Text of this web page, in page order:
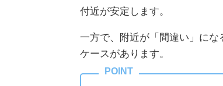
付近が安定します。
一方で、附近が「間違い」に
ケースがあります。